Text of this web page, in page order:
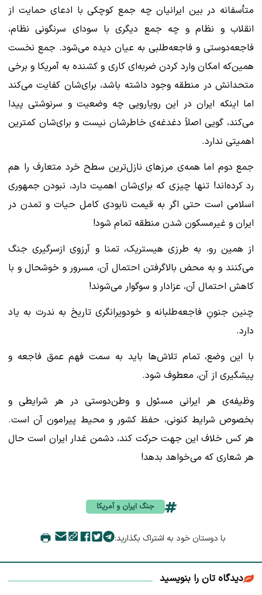
متأسفانه در بین ایرانیان چه جمع کوچکی با ادعای حمایت از
انقلاب و نظام و چه جمع دیگری با سودای سرنگونی نظام،
فاجعه‌دوستی و فاجعه‌طلبی به عیان دیده می‌شود. جمع نخست
همین‌که امکان وارد کردن ضربه‌ای کاری و کشنده به آمریکا و برخی
متحدانش در منطقه وجود داشته باشد، برای‌شان کفایت می‌کند
اما اینکه ایران در این رویارویی چه وضعیت و سرنوشتی پیدا
می‌کند، گویی اصلاً دغدغه‌ی خاطرشان نیست و برای‌شان کمترین
اهمیتی ندارد.
جمع دوم اما همه‌ی مرزهای نازل‌ترین سطح خرد متعارف را هم
رد کرده‌اند! تنها چیزی که برای‌شان اهمیت دارد، نبودن جمهوری
اسلامی است حتی اگر به قیمت نابودی کامل حیات و تمدن در
ایران و غیرمسکون شدن منطقه تمام شود!
از همین رو، به طرزی هیستریک، تمنا و آرزوی ازسرگیری جنگ
می‌کنند و به محض بالاگرفتن احتمال آن، مسرور و خوشحال و با
کاهش احتمال آن، عزادار و سوگوار می‌شوند!
چنین جنونِ فاجعه‌طلبانه و خودویرانگری تاریخ به ندرت به یاد
دارد.
با این وضع، تمام تلاش‌ها باید به سمت فهم عمق فاجعه و
پیشگیری از آن، معطوف شود.
وظیفه‌ی هر ایرانی مسئول و وطن‌دوستی در هر شرایطی و
بخصوص شرایط کنونی، حفظ کشور و محیط پیرامون آن است.
هر کس خلاف این جهت حرکت کند، دشمن غدار ایران است حال
هر شعاری که می‌خواهد بدهد!
جنگ ایران و آمریکا
با دوستان خود به اشتراک بگذارید:
دیدگاه تان را بنویسید